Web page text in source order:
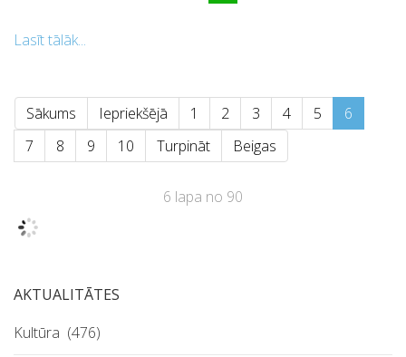
Lasīt tālāk...
Sākums Iepriekšējā 1 2 3 4 5
6
7
8 9 10 Turpināt Beigas
6 lapa no 90
AKTUALITĀTES
Kultūra (476)